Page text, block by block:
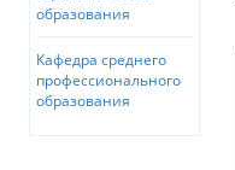
образования
Кафедра среднего
профессионального
образования